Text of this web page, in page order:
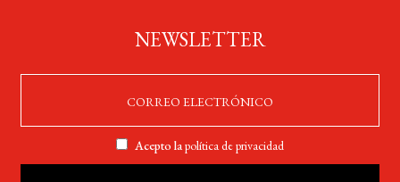
NEWSLETTER
Acepto lapolítica de privacidad